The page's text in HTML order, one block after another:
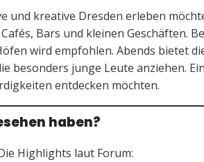
und kreative Dresden erleben
Bars und kleinen Geschäften.
wird empfohlen. Abends bietet
besonders junge Leute anziehen.
entdecken möchten.
haben?
Highlights laut Forum: